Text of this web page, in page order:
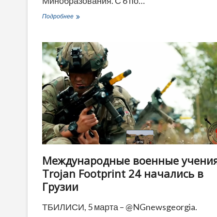
ПодробнееПервый
будущих
первоклассников
начнется
в
Грузии
6
марта
Международные военные
Trojan Footprint 24 начались в
Грузии
ТБИЛИСИ, 5 марта – @NGnewsgeorgia.